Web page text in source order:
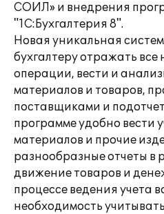
СОИЛ» и внедрения
"1С:Бухгалтерия 8".
Новая уникальная
бухгалтеру отражать
операции, вести и
материалов и товаров,
поставщиками и
программе удобно вести
материалов и прочие
разнообразные отчеты в
движение товаров и
процессе ведения учета
необходимость